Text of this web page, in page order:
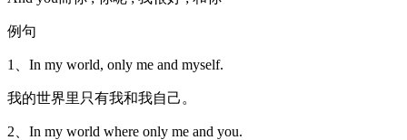
例句
1、In my world, only me and myself.
我的世界里只有我和我自己。
2、In my world where only me and you.